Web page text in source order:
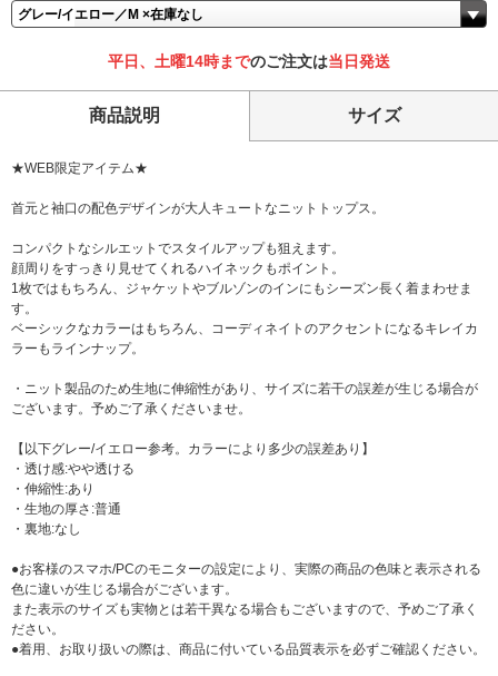
平日、土曜14時までのご注文は当日発送
商品説明 サイズ
★WEB限定アイテム★
首元と袖口の配色デザインが大人キュートなニットトップス。
コンパクトなシルエットでスタイルアップも狙えます。
顔周りをすっきり見せてくれるハイネックもポイント。
1枚ではもちろん、ジャケットやブルゾンのインにもシーズン長く着まわせま
す。
ベーシックなカラーはもちろん、コーディネイトのアクセントになるキレイカ
ラーもラインナップ。
・ニット製品のため生地に伸縮性があり、サイズに若干の誤差が生じる場合が
ございます。予めご了承くださいませ。
【以下グレー/イエロー参考。カラーにより多少の誤差あり】
・透け感:やや透ける
・伸縮性:あり
・生地の厚さ:普通
・裏地:なし
●お客様のスマホ/PCのモニターの設定により、実際の商品の色味と表示される
色に違いが生じる場合がございます。
また表示のサイズも実物とは若干異なる場合もございますので、予めご了承く
ださい。
●着用、お取り扱いの際は、商品に付いている品質表示を必ずご確認ください。